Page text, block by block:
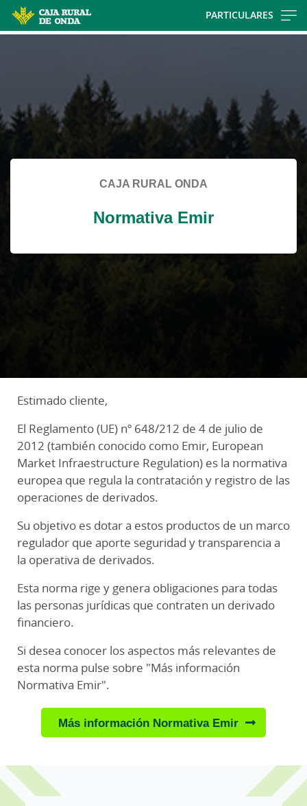
PARTICULARES
espere...
CAJA RURAL ONDA
Normativa Emir
Estimado cliente,
El Reglamento (UE) nº 648/212 de 4 de julio de
2012 (también conocido como Emir, European
Market Infraestructure Regulation) es la normativa
europea que regula la contratación y registro de las
operaciones de derivados.
Su objetivo es dotar a estos productos de un marco
regulador que aporte seguridad y transparencia a
la operativa de derivados.
Esta norma rige y genera obligaciones para todas
las personas jurídicas que contraten un derivado
financiero.
Si desea conocer los aspectos más relevantes de
esta norma pulse sobre "Más información
Normativa Emir".
Más información Normativa Emir